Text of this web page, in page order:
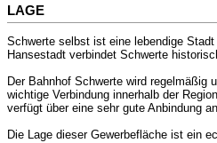
LAGE
Schwerte selbst ist eine lebendige
Hansestadt verbindet Schwerte
Der Bahnhof Schwerte wird regelmäßig
wichtige Verbindung innerhalb der
verfügt über eine sehr gute Anbindung
Die Lage dieser Gewerbefläche ist ein